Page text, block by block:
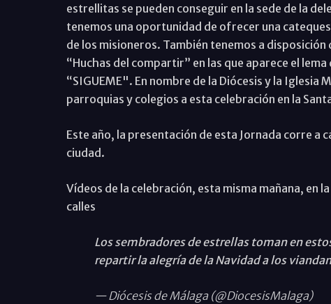
estrellitas se pueden conseguir en la sede de la
tenemos una oportunidad de ofrecer una
de los misioneros. También tenemos a
“Huchas del compartir” en las que aparece el
“SIGUEME". En nombre de la Diócesis y la Iglesia
parroquias y colegios a esta celebración en la
Este año, la presentación de esta Jornada corre a
ciudad.
Vídeos de la celebración, esta misma mañana, en
calles
Los sembradores de estrellas toman en
repartir la alegría de la Navidad a los
— Diócesis de Málaga (@DiocesisMalaga)